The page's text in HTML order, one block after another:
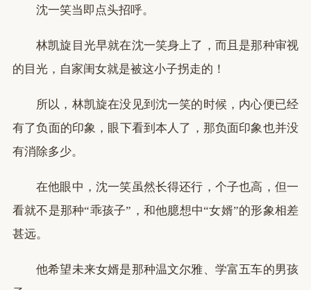
沈一笑当即点头招呼。
林凯旋目光早就在沈一笑身上了，而且是那种审视
的目光，自家闺女就是被这小子拐走的！
所以，林凯旋在没见到沈一笑的时候，内心便已经
有了负面的印象，眼下看到本人了，那负面印象也并没
有消除多少。
在他眼中，沈一笑虽然长得还行，个子也高，但一
看就不是那种“乖孩子”，和他臆想中“女婿”的形象相差
甚远。
他希望未来女婿是那种温文尔雅、学富五车的男孩